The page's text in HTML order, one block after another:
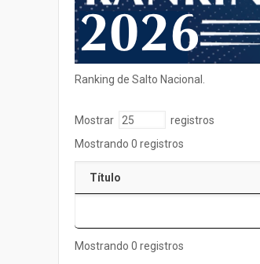
Ranking de Salto Nacional.
Mostrar registros
Mostrando 0 registros
Título
Mostrando 0 registros